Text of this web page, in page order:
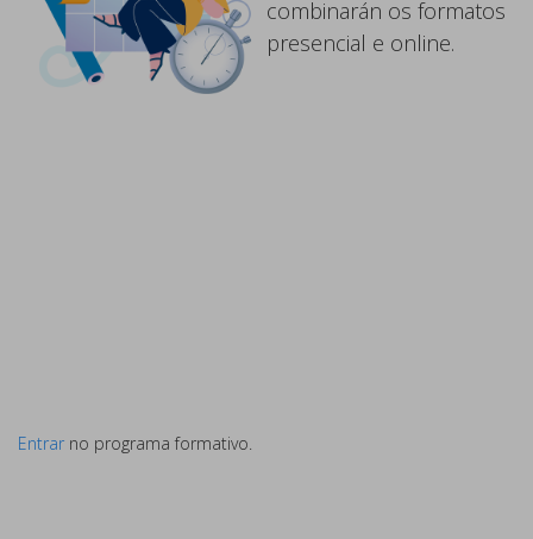
combinarán os formatos
presencial e online.
Entrar no programa formativo.